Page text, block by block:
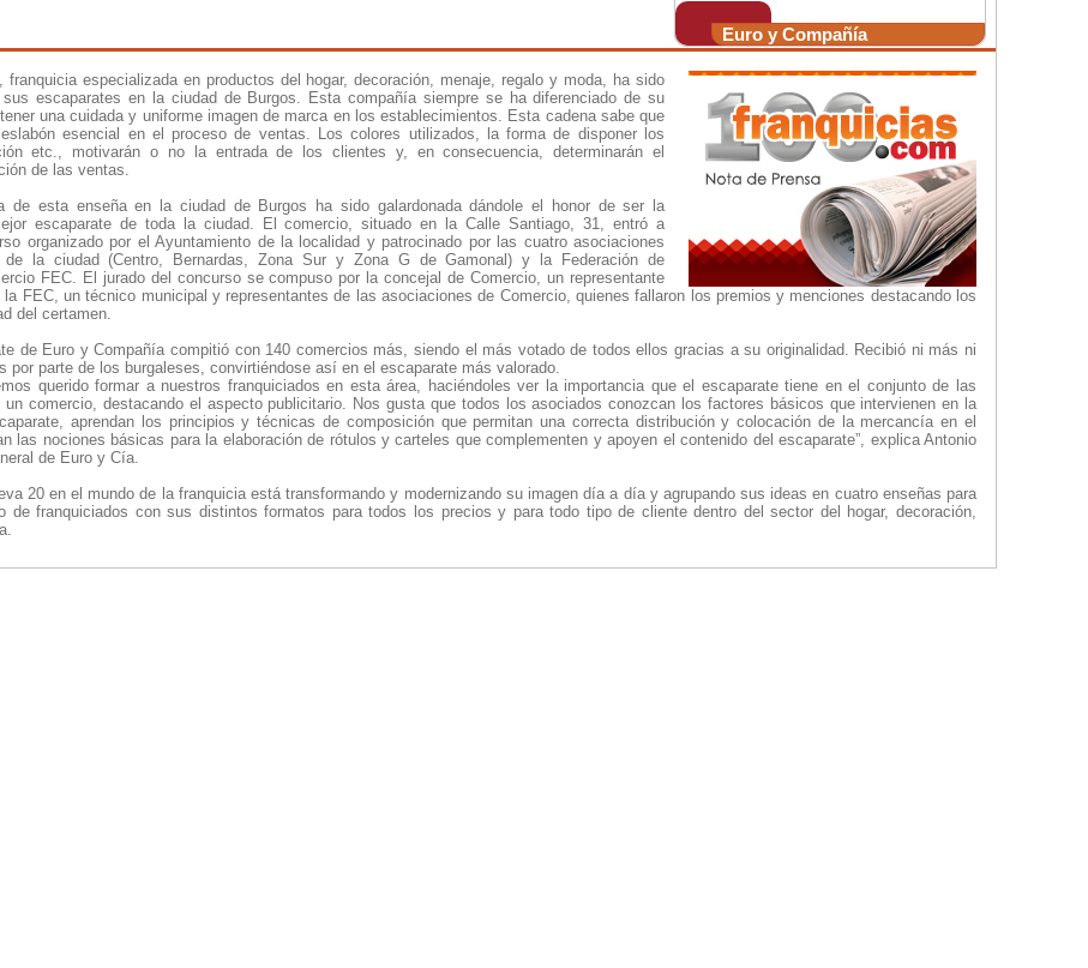
Euro y Compañía
franquicia especializada en productos del hogar, decoración, menaje, regalo y moda, ha sido
sus escaparates en la ciudad de Burgos. Esta compañía siempre se ha diferenciado de su
una cuidada y uniforme imagen de marca en los establecimientos. Esta cadena sabe que
esencial en el proceso de ventas. Los colores utilizados, la forma de disponer los
etc., motivarán o no la entrada de los clientes y, en consecuencia, determinarán el
de las ventas.
de esta enseña en la ciudad de Burgos ha sido galardonada dándole el honor de ser la
escaparate de toda la ciudad. El comercio, situado en la Calle Santiago, 31, entró a
organizado por el Ayuntamiento de la localidad y patrocinado por las cuatro asociaciones
de la ciudad (Centro, Bernardas, Zona Sur y Zona G de Gamonal) y la Federación de
FEC. El jurado del concurso se compuso por la concejal de Comercio, un representante
FEC, un técnico municipal y representantes de las asociaciones de Comercio, quienes fallaron los premios y menciones destacando los
del certamen.
de Euro y Compañía compitió con 140 comercios más, siendo el más votado de todos ellos gracias a su originalidad. Recibió ni más ni
por parte de los burgaleses, convirtiéndose así en el escaparate más valorado.
querido formar a nuestros franquiciados en esta área, haciéndoles ver la importancia que el escaparate tiene en el conjunto de las
comercio, destacando el aspecto publicitario. Nos gusta que todos los asociados conozcan los factores básicos que intervienen en la
aprendan los principios y técnicas de composición que permitan una correcta distribución y colocación de la mercancía en el
las nociones básicas para la elaboración de rótulos y carteles que complementen y apoyen el contenido del escaparate”, explica Antonio
de Euro y Cía.
20 en el mundo de la franquicia está transformando y modernizando su imagen día a día y agrupando sus ideas en cuatro enseñas para
de franquiciados con sus distintos formatos para todos los precios y para todo tipo de cliente dentro del sector del hogar, decoración,